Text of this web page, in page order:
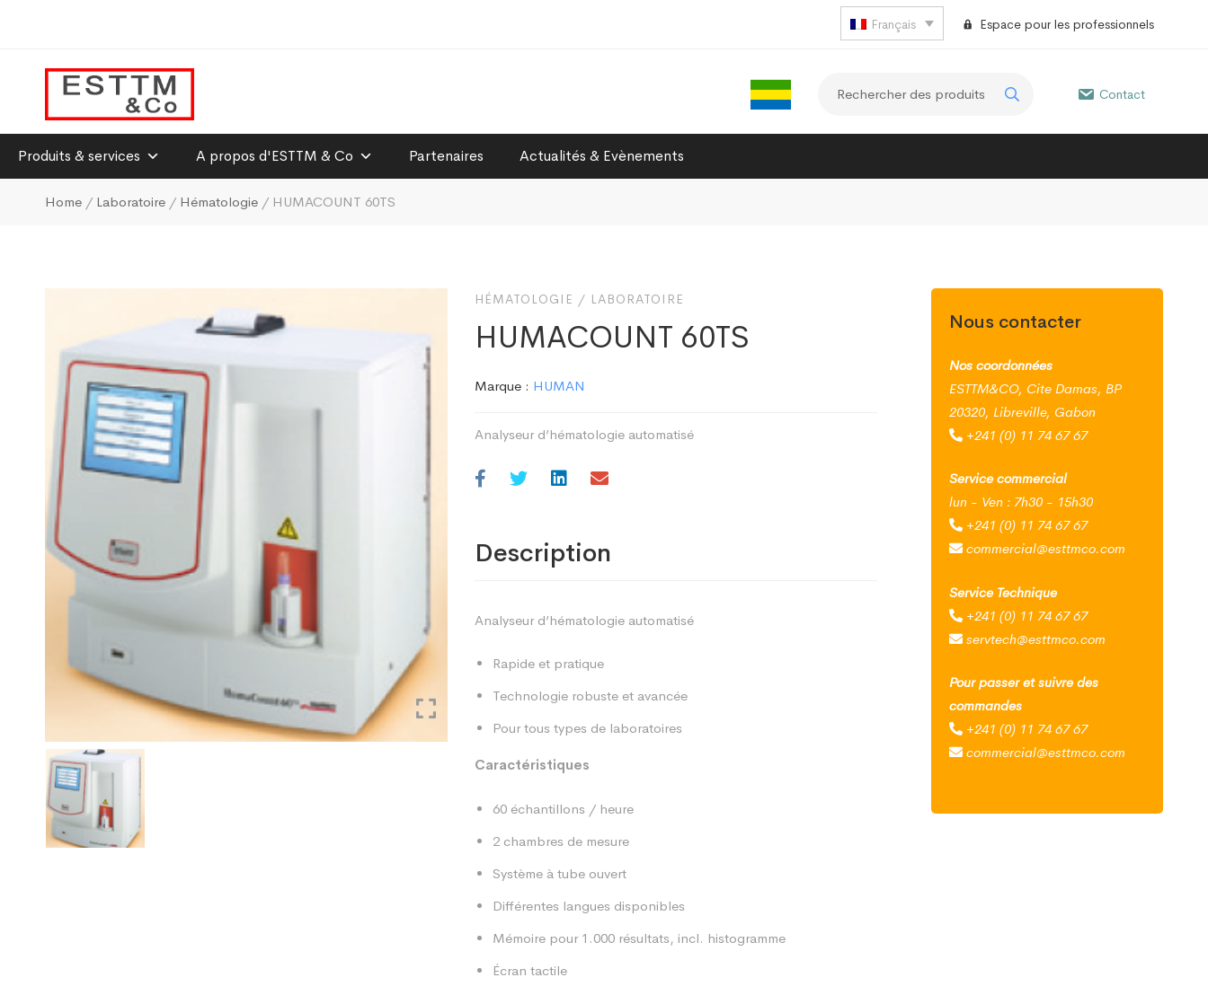
Français Espace pour les professionnels
Contact
Produits & services A propos d'ESTTM & Co Partenaires Actualités & Evènements
Home / Laboratoire / Hématologie / HUMACOUNT 60TS
HÉMATOLOGIE / LABORATOIRE
HUMACOUNT 60TS
Marque : HUMAN
Analyseur d’hématologie automatisé
Description
Analyseur d’hématologie automatisé
Rapide et pratique
Technologie robuste et avancée
Pour tous types de laboratoires
Caractéristiques
60 échantillons / heure
2 chambres de mesure
Système à tube ouvert
Différentes langues disponibles
Mémoire pour 1.000 résultats, incl. histogramme
Écran tactile
Nous contacter
Nos coordonnées
ESTTM&CO, Cite Damas, BP
20320, Libreville, Gabon
+241 (0) 11 74 67 67
Service commercial
lun - Ven : 7h30 - 15h30
+241 (0) 11 74 67 67
commercial@esttmco.com
Service Technique
+241 (0) 11 74 67 67
servtech@esttmco.com
Pour passer et suivre des
commandes
+241 (0) 11 74 67 67
commercial@esttmco.com